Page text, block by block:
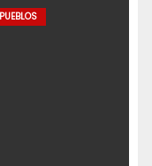
PUEBLOS